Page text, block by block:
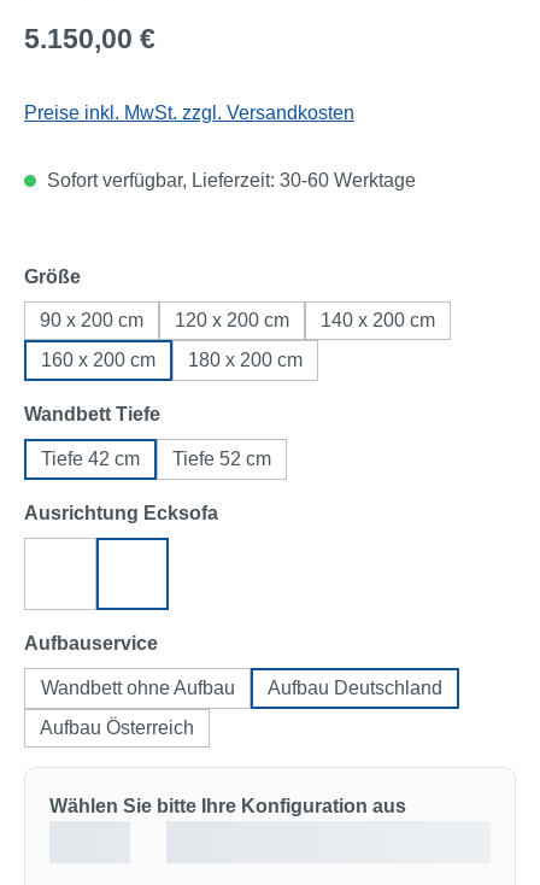
Regulärer Preis:
5.150,00 €
Preise inkl. MwSt. zzgl. Versandkosten
Sofort verfügbar, Lieferzeit: 30-60 Werktage
Größeauswählen
90 x 200 cm 120 x 200 cm
140 x 200 cm
160 x 200 cm
180 x 200 cm
Wandbett Tiefeauswählen
Tiefe 42 cm Tiefe 52 cm
Ausrichtung Ecksofa
Aufbauserviceauswählen
Wandbett ohne Aufbau
Aufbau Deutschland
Aufbau Österreich
Wählen Sie bitte Ihre Konfiguration aus